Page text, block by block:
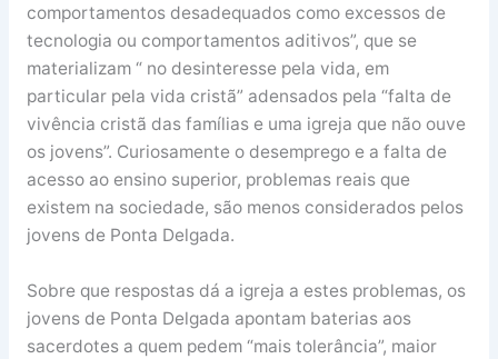
comportamentos desadequados como excessos de
tecnologia ou comportamentos aditivos”, que se
materializam “ no desinteresse pela vida, em
particular pela vida cristã” adensados pela “falta de
vivência cristã das famílias e uma igreja que não ouve
os jovens”. Curiosamente o desemprego e a falta de
acesso ao ensino superior, problemas reais que
existem na sociedade, são menos considerados pelos
jovens de Ponta Delgada.
Sobre que respostas dá a igreja a estes problemas, os
jovens de Ponta Delgada apontam baterias aos
sacerdotes a quem pedem “mais tolerância”, maior